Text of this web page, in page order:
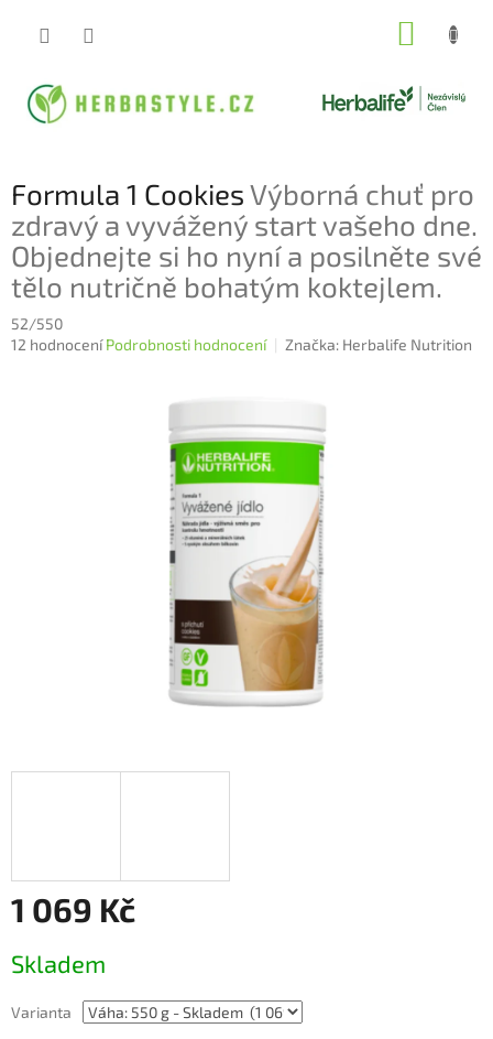
Formula 1 CookiesVýborná chuť pro
zdravý a vyvážený start vašeho dne.
Objednejte si ho nyní a posilněte své
tělo nutričně bohatým koktejlem.
52/550
Průměrné
12 hodnocení Podrobnosti hodnocení Značka: Herbalife Nutrition
1 069 Kč
cena:
Skladem
Varianta